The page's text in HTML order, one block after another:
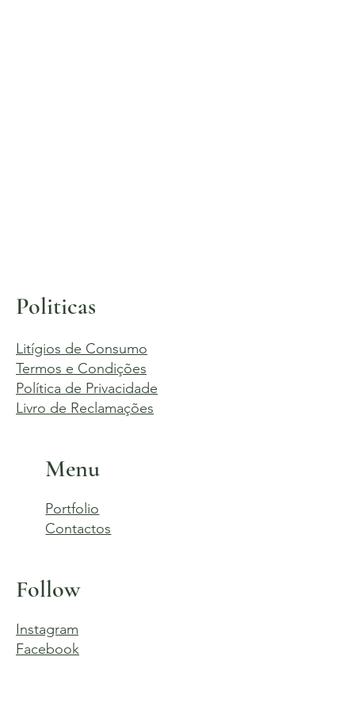
Menu
Portfolio
Contactos
Follow
Instagram
Facebook
Politicas
Litígios de Consumo
Termos e Condições
Política de Privacidade
Livro de Reclamações